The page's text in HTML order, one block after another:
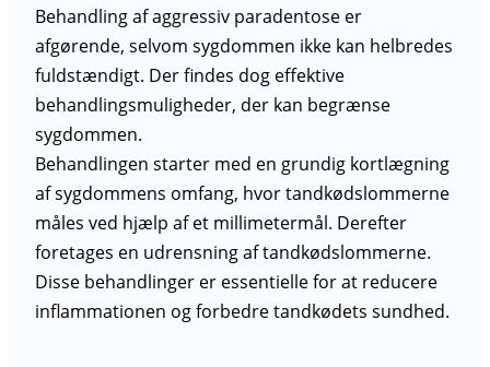
Behandling af aggressiv paradentose er
afgørende, selvom sygdommen ikke kan helbredes
fuldstændigt. Der findes dog effektive
behandlingsmuligheder, der kan begrænse
sygdommen.
Behandlingen starter med en grundig kortlægning
af sygdommens omfang, hvor tandkødslommerne
måles ved hjælp af et millimetermål. Derefter
foretages en udrensning af tandkødslommerne.
Disse behandlinger er essentielle for at reducere
inflammationen og forbedre tandkødets sundhed.